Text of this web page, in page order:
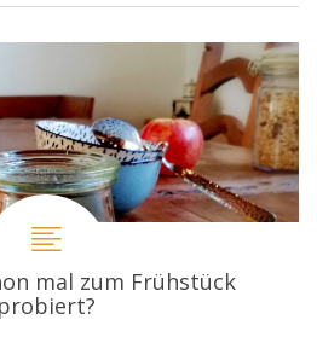
mal zum Frühstück
probiert?